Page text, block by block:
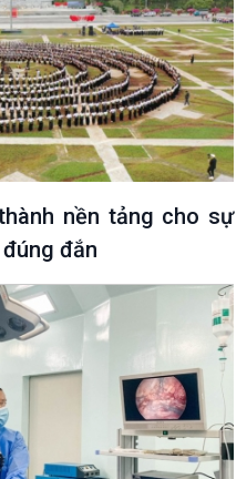
nền tảng cho sự
đắn